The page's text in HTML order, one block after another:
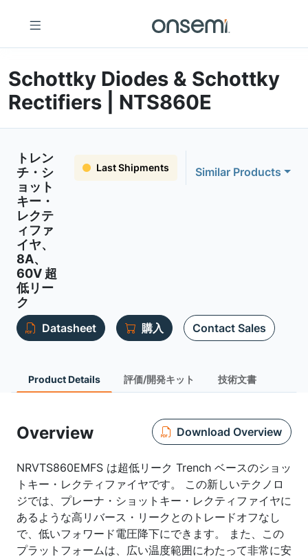
Schottky Diodes & Schottky
Rectifiers | NTS860E
トレン
チ・シ
ョット
キー・
レクテ
ィファ
イヤ、
8A、
60V 超
低リー
ク
Last Shipments Similar Products
Datasheet 購入 Contact Sales
Product Details 評価/開発キット 技術文書
Overview Download Overview
NRVTS860EMFS は超低リーク Trench ベースのショッ
トキー・レクティファイヤです。 この新しいテクノロ
ジでは、プレーナ・ショットキー・レクティファイヤに
あるような高リバース・リークとのトレードオフなし
で、低いフォワード電圧降下にできます。 また、この
プラットフォームは、広い温度範囲にわたって非常に安